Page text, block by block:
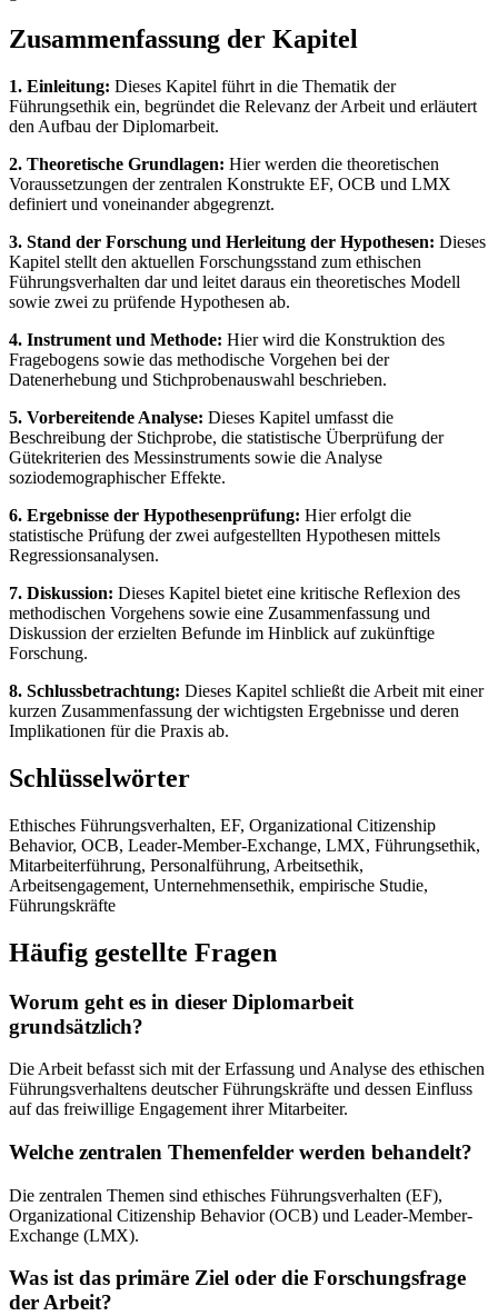
Zusammenfassung der Kapitel
1. Einleitung: Dieses Kapitel führt in die Thematik der
Führungsethik ein, begründet die Relevanz der Arbeit und erläutert
den Aufbau der Diplomarbeit.
2. Theoretische Grundlagen: Hier werden die theoretischen
Voraussetzungen der zentralen Konstrukte EF, OCB und LMX
definiert und voneinander abgegrenzt.
3. Stand der Forschung und Herleitung der Hypothesen: Dieses
Kapitel stellt den aktuellen Forschungsstand zum ethischen
Führungsverhalten dar und leitet daraus ein theoretisches Modell
sowie zwei zu prüfende Hypothesen ab.
4. Instrument und Methode: Hier wird die Konstruktion des
Fragebogens sowie das methodische Vorgehen bei der
Datenerhebung und Stichprobenauswahl beschrieben.
5. Vorbereitende Analyse: Dieses Kapitel umfasst die
Beschreibung der Stichprobe, die statistische Überprüfung der
Gütekriterien des Messinstruments sowie die Analyse
soziodemographischer Effekte.
6. Ergebnisse der Hypothesenprüfung: Hier erfolgt die
statistische Prüfung der zwei aufgestellten Hypothesen mittels
Regressionsanalysen.
7. Diskussion: Dieses Kapitel bietet eine kritische Reflexion des
methodischen Vorgehens sowie eine Zusammenfassung und
Diskussion der erzielten Befunde im Hinblick auf zukünftige
Forschung.
8. Schlussbetrachtung: Dieses Kapitel schließt die Arbeit mit einer
kurzen Zusammenfassung der wichtigsten Ergebnisse und deren
Implikationen für die Praxis ab.
Schlüsselwörter
Ethisches Führungsverhalten, EF, Organizational Citizenship
Behavior, OCB, Leader-Member-Exchange, LMX, Führungsethik,
Mitarbeiterführung, Personalführung, Arbeitsethik,
Arbeitsengagement, Unternehmensethik, empirische Studie,
Führungskräfte
Häufig gestellte Fragen
Worum geht es in dieser Diplomarbeit
grundsätzlich?
Die Arbeit befasst sich mit der Erfassung und Analyse des ethischen
Führungsverhaltens deutscher Führungskräfte und dessen Einfluss
auf das freiwillige Engagement ihrer Mitarbeiter.
Welche zentralen Themenfelder werden behandelt?
Die zentralen Themen sind ethisches Führungsverhalten (EF),
Organizational Citizenship Behavior (OCB) und Leader-Member-
Exchange (LMX).
Was ist das primäre Ziel oder die Forschungsfrage
der Arbeit?